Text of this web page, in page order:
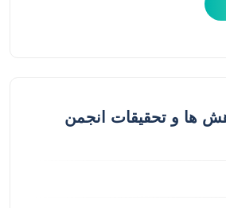
ها و تحقیقات انجمن